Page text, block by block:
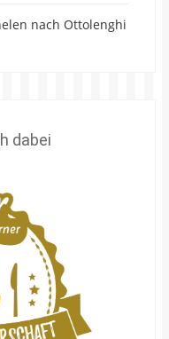
nach Ottolenghi
dabei